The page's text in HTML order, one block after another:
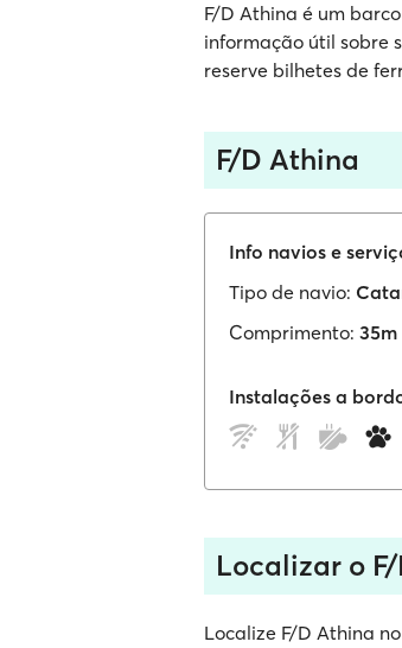
F/D Athina é um
informação útil sobre
reserve bilhetes de
F/D Athina
Info navios e
Tipo de navio:
Comprimento: 35m
Instalações a
Localizar o
Localize F/D Athina